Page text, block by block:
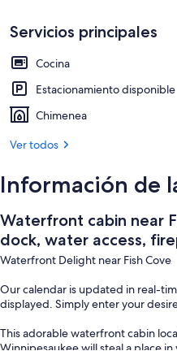
Servicios principales
Cocina
Estacionamiento disponible
Chimenea
Ver todos
Información de
Waterfront cabin near
dock, water access,
Waterfront Delight near Fish Cove
Our calendar is updated in real-
displayed. Simply enter your
This adorable waterfront cabin
Winnipesaukee will steal a place